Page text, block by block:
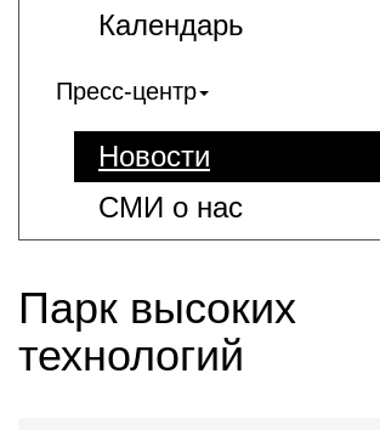
Календарь
Пресс-центр
Новости
СМИ о нас
Парк высоких
технологий